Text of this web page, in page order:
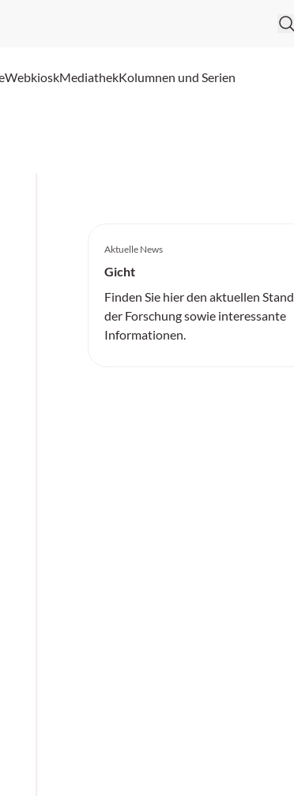
WebkioskMediathekKolumnen und Serien
Aktuelle News
Gicht
Finden Sie hier den aktuellen Stand
der Forschung sowie interessante
Informationen.